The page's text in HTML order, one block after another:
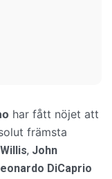
har fått nöjet att
främsta
Willis, John
DiCaprio